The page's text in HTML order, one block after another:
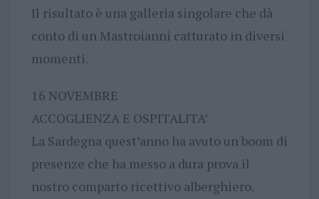
Il risultato è una galleria singolare che dà
conto di un Mastroianni catturato in diversi
momenti.
16 NOVEMBRE
ACCOGLIENZA E OSPITALITA’
La Sardegna quest’anno ha avuto un boom di
presenze che ha messo a dura prova il
nostro comparto ricettivo alberghiero.